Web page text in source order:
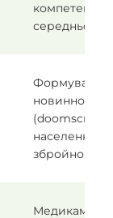
компетенції
середньої
Формування
новинної
населення в
збройного